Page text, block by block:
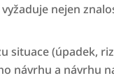
nejen
situace (úpadek,
návrhu a návrhu